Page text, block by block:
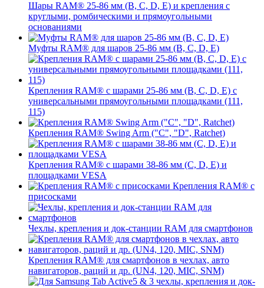
Шары RAM® 25-86 мм (B, C, D, E) и крепления с
круглыми, ромбическими и прямоугольными
основаниями
Муфты RAM® для шаров 25-86 мм (B, C, D, E)
Крепления RAM® с шарами 25-86 мм (B, C, D, E) с
универсальными прямоугольными площадками (111,
115)
Крепления RAM® Swing Arm ("C", "D", Ratchet)
Крепления RAM® с шарами 38-86 мм (C, D, E) и
площадками VESA
Крепления RAM® с
присосками
Чехлы, крепления и док-станции RAM для смартфонов
Крепления RAM® для смартфонов в чехлах, авто
навигаторов, раций и др. (UN4, 120, MIC, SNM)